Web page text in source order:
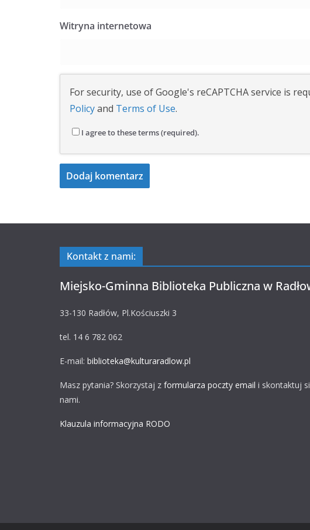
Witryna internetowa
For security, use of Google's reCAPTCHA service is
Policyand Terms of Use.
I agree to these terms (required).
Kontakt z nami:
Miejsko-Gminna Biblioteka Publiczna w
33-130 Radłów, Pl.Kościuszki 3
tel. 14 6 782 062
E-mail: biblioteka@kulturaradlow.pl
Masz pytania? Skorzystaj z formularza poczty email i skontaktuj
nami.
Klauzula informacyjna RODO